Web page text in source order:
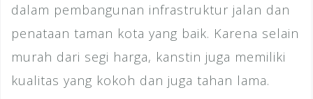
dalam pembangunan infrastruktur jalan dan
penataan taman kota yang baik. Karena selain
murah dari segi harga, kanstin juga memiliki
kualitas yang kokoh dan juga tahan lama.